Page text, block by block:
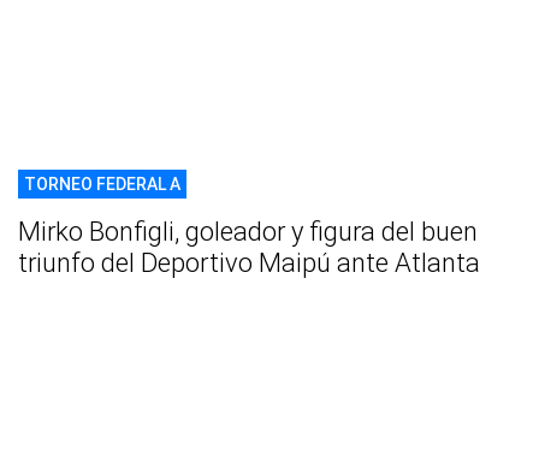
TORNEO FEDERAL A
Mirko Bonfigli, goleador y figura del buen
triunfo del Deportivo Maipú ante Atlanta